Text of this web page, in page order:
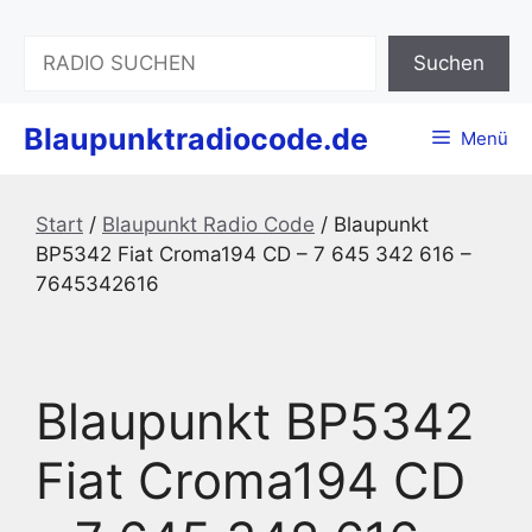
springen
Suchen
Blaupunktradiocode.de Menü
Start / Blaupunkt Radio Code / Blaupunkt
BP5342 Fiat Croma194 CD – 7 645 342 616 –
7645342616
Blaupunkt BP5342
Fiat Croma194 CD